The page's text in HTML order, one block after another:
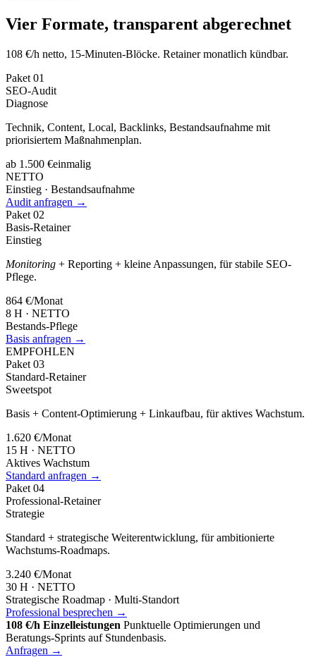
Vier Formate, transparent abgerechnet
108 €/h netto, 15-Minuten-Blöcke. Retainer monatlich kündbar.
Paket 01
SEO-Audit
Diagnose
Technik, Content, Local, Backlinks, Bestandsaufnahme mit
priorisiertem Maßnahmenplan.
ab 1.500 €einmalig
NETTO
Einstieg · Bestandsaufnahme
Audit anfragen →
Paket 02
Basis-Retainer
Einstieg
Monitoring + Reporting + kleine Anpassungen, für stabile SEO-
Pflege.
864 €/Monat
8 H · NETTO
Bestands-Pflege
Basis anfragen →
EMPFOHLEN
Paket 03
Standard-Retainer
Sweetspot
Basis + Content-Optimierung + Linkaufbau, für aktives Wachstum.
1.620 €/Monat
15 H · NETTO
Aktives Wachstum
Standard anfragen →
Paket 04
Professional-Retainer
Strategie
Standard + strategische Weiterentwicklung, für ambitionierte
Wachstums-Roadmaps.
3.240 €/Monat
30 H · NETTO
Strategische Roadmap · Multi-Standort
Professional besprechen →
108 €/h Einzelleistungen Punktuelle Optimierungen und
Beratungs-Sprints auf Stundenbasis.
Anfragen →